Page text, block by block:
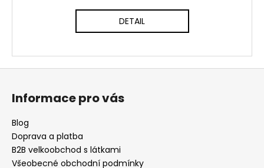
DETAIL
Z
Informace pro vás
Blog
Doprava a platba
B2B velkoobchod s látkami
Všeobecné obchodní podmínky